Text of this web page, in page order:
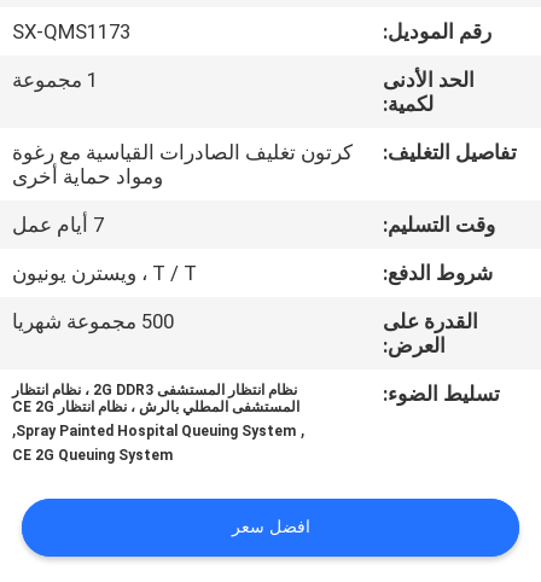
جولة
المعمل
مراقبة
الجودة
اتصل
اطلب
رقم الموديل:
SX-QMS1173
الحد الأدنى
لكمية:
1 مجموعة
تفاصيل التغليف:
كرتون تغليف الصادرات القياسية مع رغوة
ومواد حماية أخرى
وقت التسليم:
7 أيام عمل
شروط الدفع:
T / T ، ويسترن يونيون
القدرة على
العرض:
500 مجموعة شهريا
تسليط الضوء:
نظام انتظار المستشفى 2G DDR3 ، نظام انتظار
المستشفى المطلي بالرش ، نظام انتظار CE 2G
,
Spray Painted Hospital Queuing System
,
CE 2G Queuing System
افضل سعر